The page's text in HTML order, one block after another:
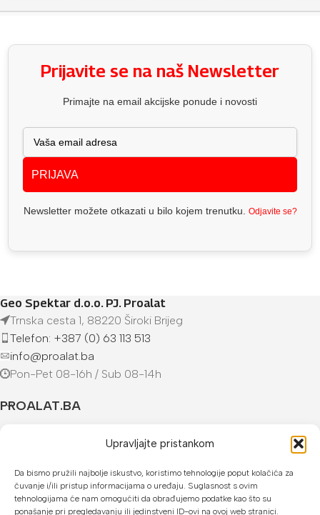
Upravljajte pristankom
Da bismo pružili najbolje iskustvo, koristimo tehnologije poput kolačića za
čuvanje i/ili pristup informacijama o uređaju. Suglasnost s ovim
tehnologijama će nam omogućiti da obrađujemo podatke kao što su
ponašanje pri pregledavanju ili jedinstveni ID-ovi na ovoj web stranici.
Prijavite se na naš Newsletter
Primajte na email akcijske ponude i novosti
PRIJAVA
Newsletter možete otkazati u bilo kojem trenutku. Odjavite se?
Geo Spektar d.o.o. PJ. Proalat
Trnska cesta 1, 88220 Široki Brijeg
Telefon: +387 (0) 63 113 513
info@proalat.ba
Pon-Pet 08-16h / Sub 08-14h
PROALAT.BA
UVJETI KUPOVINE
NAČINI PLAĆANJA
U našoj web trgovini možete platiti: